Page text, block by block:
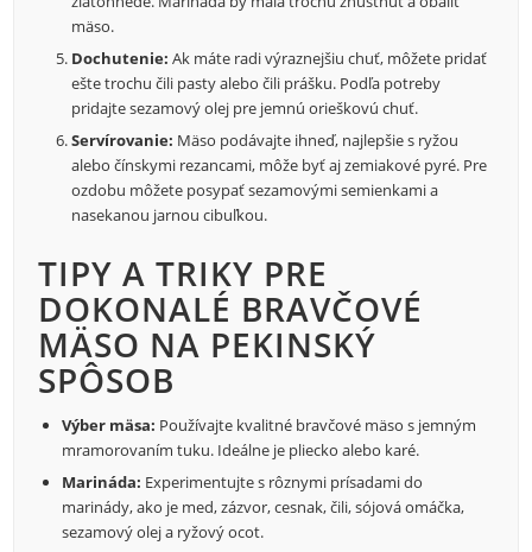
mäso.
Dochutenie: Ak máte radi výraznejšiu chuť, môžete pridať
ešte trochu čili pasty alebo čili prášku. Podľa potreby
pridajte sezamový olej pre jemnú orieškovú chuť.
Servírovanie: Mäso podávajte ihneď, najlepšie s ryžou
alebo čínskymi rezancami, môže byť aj zemiakové pyré. Pre
ozdobu môžete posypať sezamovými semienkami a
nasekanou jarnou cibuľkou.
TIPY A TRIKY PRE
DOKONALÉ BRAVČOVÉ
MÄSO NA PEKINSKÝ
SPÔSOB
Výber mäsa: Používajte kvalitné bravčové mäso s jemným
mramorovaním tuku. Ideálne je pliecko alebo karé.
Marináda: Experimentujte s rôznymi prísadami do
marinády, ako je med, zázvor, cesnak, čili, sójová omáčka,
sezamový olej a ryžový ocot.